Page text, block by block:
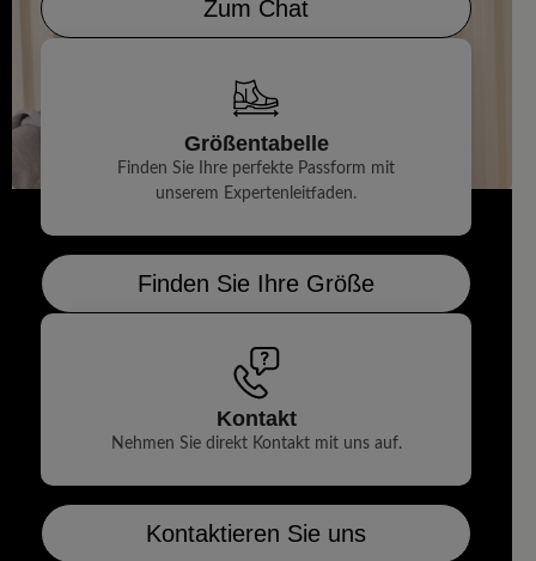
Zum Chat
Größentabelle
Finden Sie Ihre perfekte Passform mit
unserem Expertenleitfaden.
Finden Sie Ihre Größe
Kontakt
Nehmen Sie direkt Kontakt mit uns auf.
Kontaktieren Sie uns